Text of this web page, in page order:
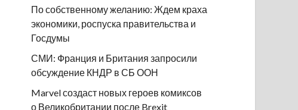
По собственному желанию: Ждем краха
экономики, роспуска правительства и
Госдумы
СМИ: Франция и Британия запросили
обсуждение КНДР в СБ ООН
Marvel создаст новых героев комиксов
о Великобритании после Brexit